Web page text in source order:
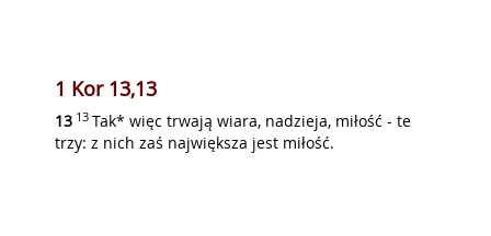
1 Kor 13,13
13 13 Tak* więc trwają wiara, nadzieja, miłość - te
trzy: z nich zaś największa jest miłość.